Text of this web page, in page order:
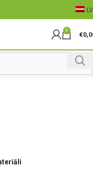
LV
0
€